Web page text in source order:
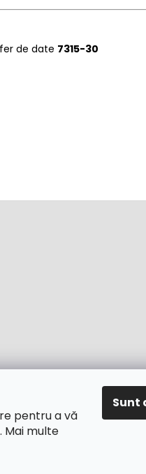
pentru a vă
Mai multe
Sunt
de date 7315-30